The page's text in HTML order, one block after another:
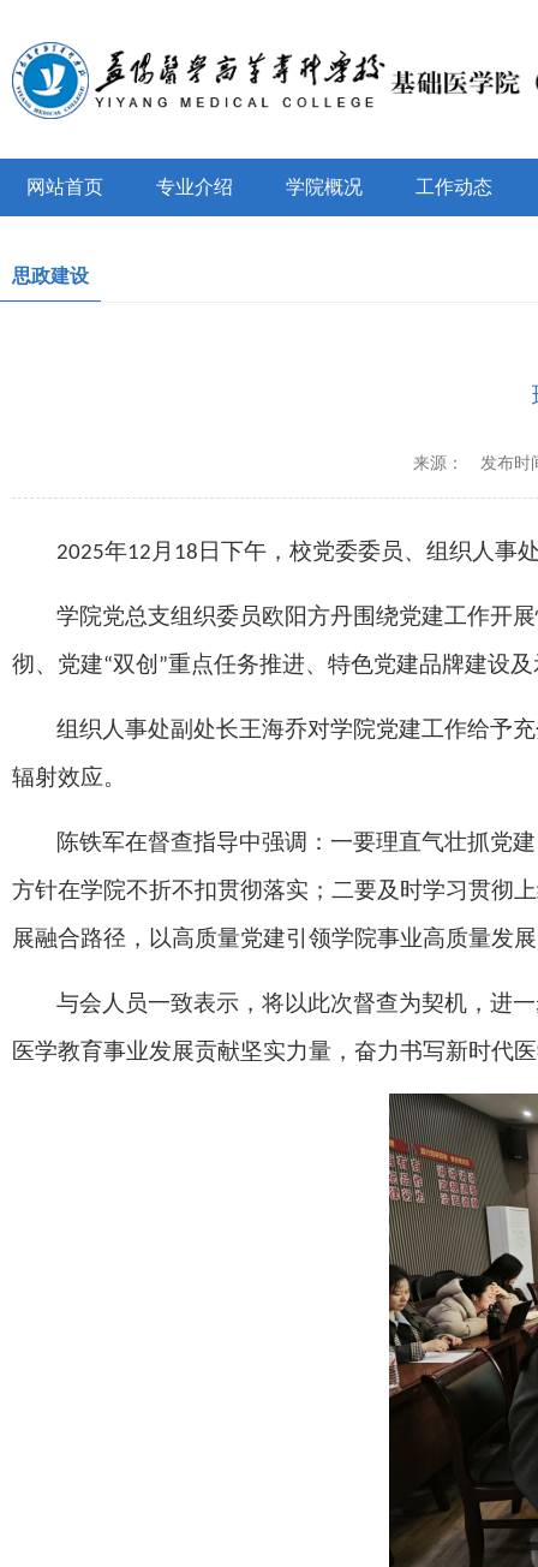
网站首页 专业介绍 学院概况 工作动态
思政建设
来源： 发布时
2025年12 月 18 日下午，校党委委员、组织人事
学院党总支组织委员欧阳方丹围绕党建工作开
彻、党建“双创 ”重点任务推进、特色党建品牌建设
组织人事处副处长王海乔对学院党建工作给予
辐射效应。
陈铁军在督查指导中强调：一要理直气壮抓党
方针在学院不折不扣贯彻落实；二要及时学习贯彻
展融合路径，以高质量党建引领学院事业高质量发
与会人员一致表示，将以此次督查为契机，进
医学教育事业发展贡献坚实力量，奋力书写新时代